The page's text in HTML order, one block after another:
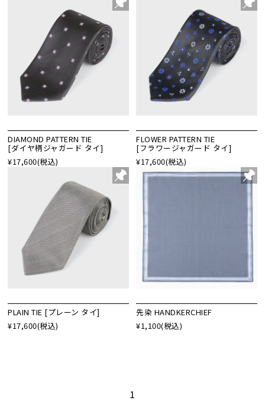
DIAMOND PATTERN TIE
[ダイヤ柄ジャガード タイ]
¥17,600(税込)
FLOWER PATTERN TIE
[フラワージャガード タイ]
¥17,600(税込)
PLAIN TIE [プレーン タイ]
¥17,600(税込)
先染 HANDKERCHIEF
¥1,100(税込)
1